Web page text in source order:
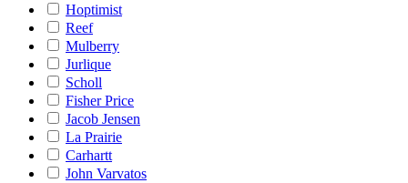
Hoptimist
Reef
Mulberry
Jurlique
Scholl
Fisher Price
Jacob Jensen
La Prairie
Carhartt
John Varvatos